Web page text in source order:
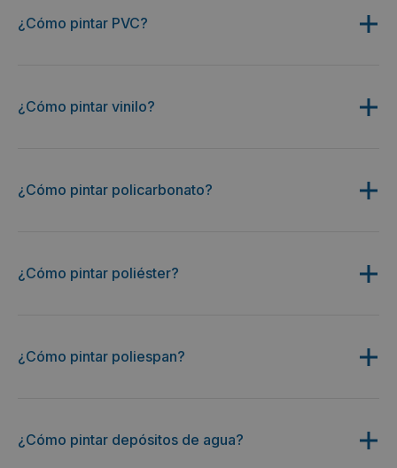
¿Cómo pintar PVC?
¿Cómo pintar vinilo?
¿Cómo pintar policarbonato?
¿Cómo pintar poliéster?
¿Cómo pintar poliespan?
¿Cómo pintar depósitos de agua?